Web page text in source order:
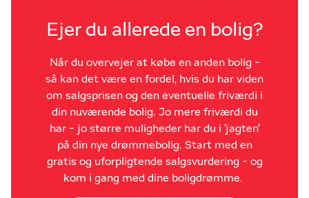
Ejer du allerede en bolig?
Når du overvejer at købe en anden bolig -
så kan det være en fordel, hvis du har viden
om salgsprisen og den eventuelle friværdi i
din nuværende bolig. Jo mere friværdi du
har - jo større muligheder har du i 'jagten'
på din nye drømmebolig. Start med en
gratis og uforpligtende salgsvurdering - og
kom i gang med dine boligdrømme.